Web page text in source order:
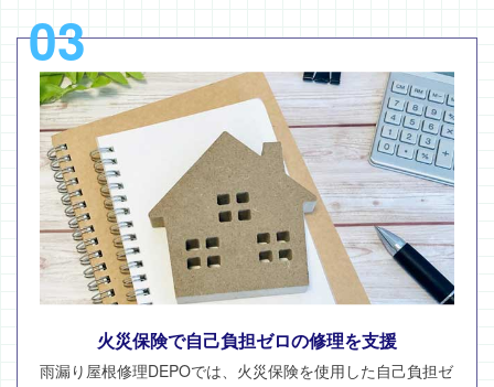
03
火災保険で自己負担ゼロの修理を支援
雨漏り屋根修理DEPOでは、火災保険を使用した自己負担ゼ